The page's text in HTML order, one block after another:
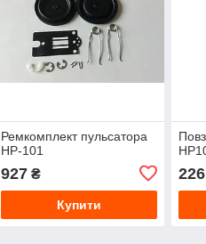
Ремкомплект пульсатора
НР-101
927₴
Купити
226